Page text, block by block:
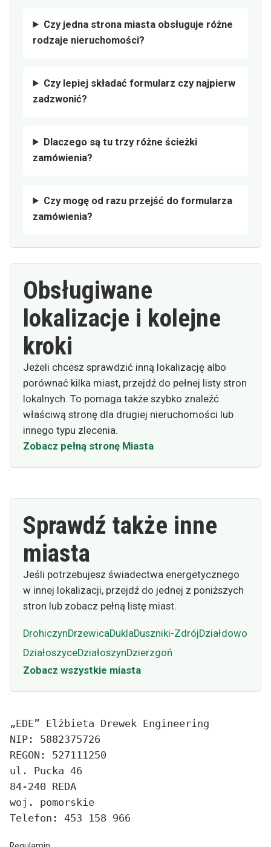
Czy jedna strona miasta obsługuje różne
rodzaje nieruchomości?
Czy lepiej składać formularz czy najpierw
zadzwonić?
Dlaczego są tu trzy różne ścieżki
zamówienia?
Czy mogę od razu przejść do formularza
zamówienia?
Obsługiwane
lokalizacje i kolejne
kroki
Jeżeli chcesz sprawdzić inną lokalizację albo
porównać kilka miast, przejdź do pełnej listy stron
lokalnych. To pomaga także szybko znaleźć
właściwą stronę dla drugiej nieruchomości lub
innego typu zlecenia.
Zobacz pełną stronę Miasta
Sprawdź także inne
miasta
Jeśli potrzebujesz świadectwa energetycznego
w innej lokalizacji, przejdź do jednej z poniższych
stron lub zobacz pełną listę miast.
DrohiczynDrzewicaDuklaDuszniki-ZdrójDziałdowo
DziałoszyceDziałoszynDzierzgoń
Zobacz wszystkie miasta
„EDE” Elżbieta Drewek Engineering
NIP: 5882375726
REGON: 527111250
ul. Pucka 46
84-240 REDA
woj. pomorskie
Telefon: 453 158 966